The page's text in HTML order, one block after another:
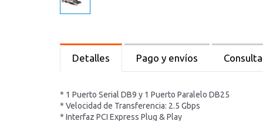
Detalles Pago y envíos
* 1 Puerto Serial DB9 y 1 Puerto Paralelo DB25
* Velocidad de Transferencia: 2.5 Gbps
* Interfaz PCI Express Plug & Play